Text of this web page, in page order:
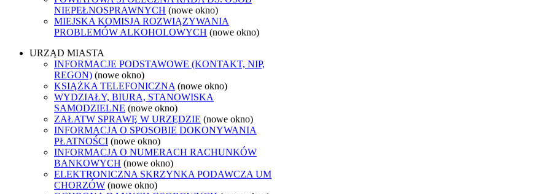
NIEPEŁNOSPRAWNYCH (nowe okno)
MIEJSKA KOMISJA ROZWIĄZYWANIA
PROBLEMÓW ALKOHOLOWYCH (nowe okno)
URZĄD MIASTA
INFORMACJE PODSTAWOWE (KONTAKT, NIP,
REGON) (nowe okno)
KSIĄŻKA TELEFONICZNA (nowe okno)
WYDZIAŁY, BIURA, STANOWISKA
SAMODZIELNE (nowe okno)
ZAŁATW SPRAWĘ W URZĘDZIE (nowe okno)
INFORMACJA O SPOSOBIE DOKONYWANIA
PŁATNOŚCI (nowe okno)
INFORMACJA O NUMERACH RACHUNKÓW
BANKOWYCH (nowe okno)
ELEKTRONICZNA SKRZYNKA PODAWCZA UM
CHORZÓW (nowe okno)